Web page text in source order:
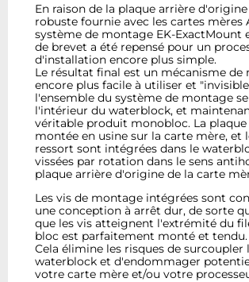
En raison de la plaque arrière
robuste fournie avec les cartes mères
système de montage EK-ExactMount
de brevet a été repensé pour un
d'installation encore plus simple.
Le résultat final est un mécanisme de
encore plus facile à utiliser et
l'ensemble du système de montage
l'intérieur du waterblock, et
véritable produit monobloc. La plaque
montée en usine sur la carte mère, et
ressort sont intégrées dans le
vissées par rotation dans le sens
plaque arrière d'origine de la carte
Les vis de montage intégrées sont
une conception à arrêt dur, de sorte
que les vis atteignent l'extrémité du
bloc est parfaitement monté et tendu.
Cela élimine les risques de surcoupler
waterblock et d'endommager
votre carte mère et/ou votre